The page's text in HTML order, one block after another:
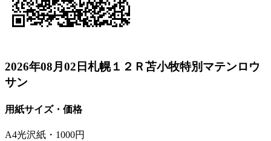
2026年08月02日札幌１２Ｒ苫小牧特別マテンロウ
サン
用紙サイズ・価格
A4光沢紙・1000円